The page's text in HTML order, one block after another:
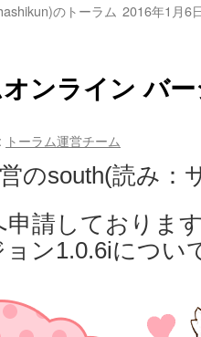
のトーラム 2016年1月6
ンライン バ
トーラム運営チーム
のsouth(読み：
申請しておりま
ン1.0.6iについ